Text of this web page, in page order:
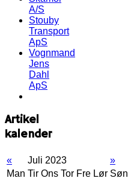
A/S
Stouby
Transport
ApS
Vognmand
Jens
Dahl
ApS
Artikel
kalender
« Juli 2023
»
Man Tir Ons Tor Fre Lør Søn